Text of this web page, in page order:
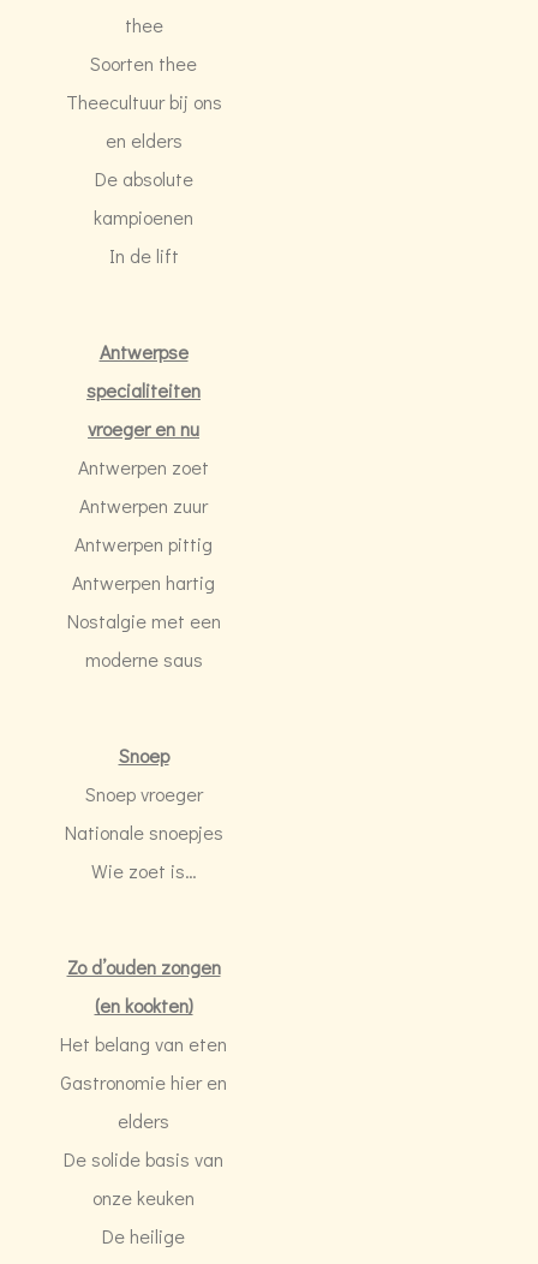
thee
Soorten thee
Theecultuur bij ons
en elders
De absolute
kampioenen
In de lift
Antwerpse
specialiteiten
vroeger en nu
Antwerpen zoet
Antwerpen zuur
Antwerpen pittig
Antwerpen hartig
Nostalgie met een
moderne saus
Snoep
Snoep vroeger
Nationale snoepjes
Wie zoet is…
Zo d’ouden zongen
(en kookten)
Het belang van eten
Gastronomie hier en
elders
De solide basis van
onze keuken
De heilige